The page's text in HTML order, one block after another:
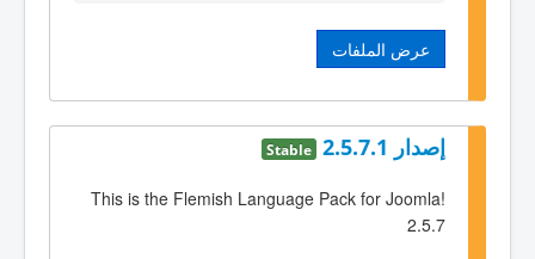
عرض الملفات
إصدار 2.5.7.1 Stable
This is the Flemish Language Pack for Joomla!
2.5.7